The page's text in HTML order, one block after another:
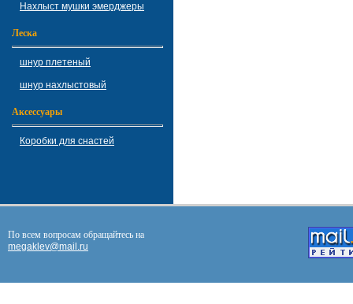
Нахлыст мушки эмерджеры
Леска
шнур плетеный
шнур нахлыстовый
Аксессуары
Коробки для снастей
По всем вопросам обращайтесь на
megaklev@mail.ru